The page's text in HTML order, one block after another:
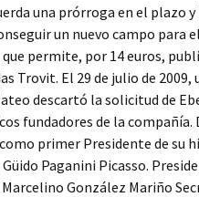
una prórroga en el plazo
un nuevo campo para
permite, por 14 euros,
Trovit. El 29 de julio de
descartó la solicitud de
fundadores de la
primer Presidente de su
Paganini Picasso.
González Mariño